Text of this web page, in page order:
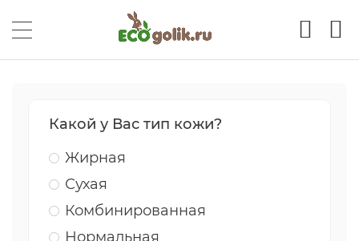
Какой у Вас тип кожи?
Жирная
Сухая
Комбинированная
Нормальная